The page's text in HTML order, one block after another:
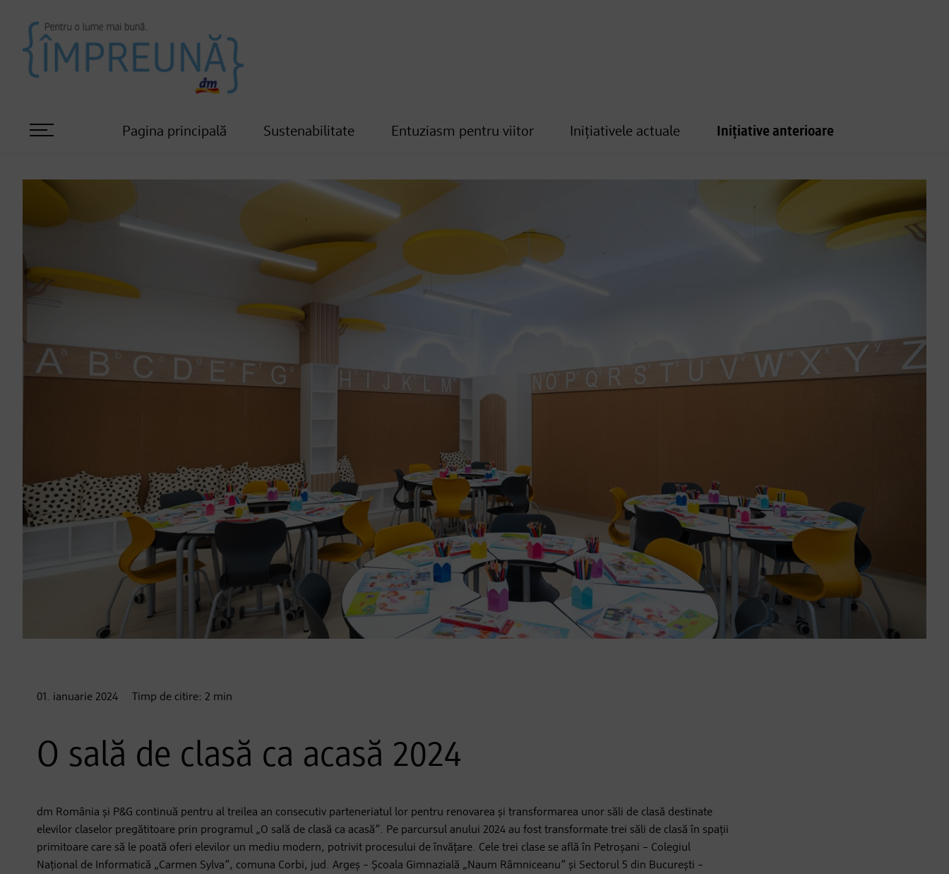
Pagina principală Sustenabilitate Entuziasm pentru viitor Inițiativele actuale Inițiative anterioare
01. ianuarie 2024 Timp de citire: 2 min
O sală de clasă ca acasă 2024
dm România și P&G continuă pentru al treilea an consecutiv parteneriatul lor pentru renovarea și transformarea unor săli de clasă destinate
elevilor claselor pregătitoare prin programul „O sală de clasă ca acasă”. Pe parcursul anului 2024 au fost transformate trei săli de clasă în spații
primitoare care să le poată oferi elevilor un mediu modern, potrivit procesului de învățare. Cele trei clase se află în Petroșani – Colegiul
Național de Informatică „Carmen Sylva”, comuna Corbi, jud. Argeș – Școala Gimnazială „Naum Râmniceanu” și Sectorul 5 din București –